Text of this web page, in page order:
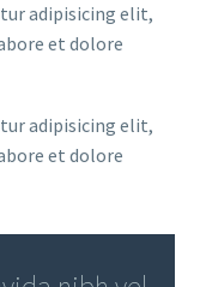
adipisicing elit,
et dolore
adipisicing elit,
et dolore